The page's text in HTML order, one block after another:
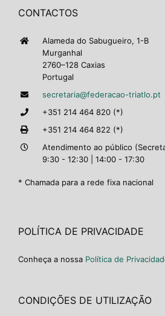
CONTACTOS
Alameda do Sabugueiro, 1-B
Murganhal
2760–128 Caxias
Portugal
secretaria@federacao-triatlo.pt
+351 214 464 820 (*)
+351 214 464 822 (*)
Atendimento ao público
9:30 - 12:30 | 14:00 - 17:30
* Chamada para a rede fixa nacional
POLÍTICA DE PRIVACIDADE
Conheça a nossa Política de
CONDIÇÕES DE UTILIZAÇÃO